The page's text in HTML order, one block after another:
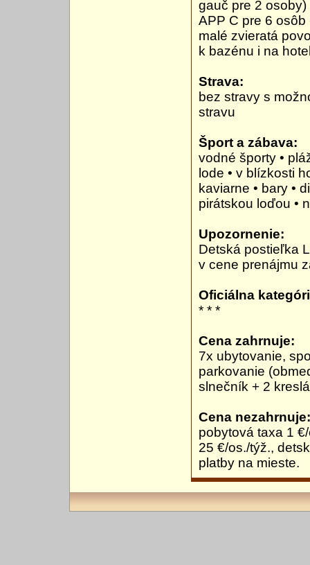
gauč pre 2 osoby)
APP C pre 6 osôb
malé zvieratá
k bazénu i na
Strava:
bez stravy s
stravu
Šport a zábava:
vodné športy •
lode • v blízkosti
kaviarne • bary •
pirátskou loďou •
Upozornenie:
Detská postieľka
v cene prenájmu
Oficiálna
* * *
Cena zahrnuje:
7x ubytovanie,
parkovanie
slnečník + 2
Cena nezahrnuje:
pobytová taxa 1
25 €/os./týž.,
platby na mieste.